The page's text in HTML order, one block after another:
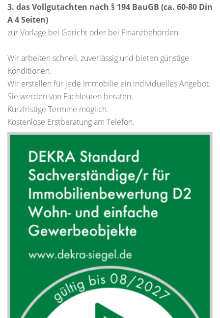
3. das Vollgutachten nach § 194 BauGB (ca. 60-80 Din
A 4 Seiten)
zur Vorlage bei Gericht oder bei Finanzbehörden.
Wir arbeiten schnell, zuverlässig und bieten günstige
Konditionen.
Wir erstellen für jede Immobilie ein individuelles Angebot.
Sie werden von Fachleuten beraten.
Kurzfristige Termine möglich.
Kostenlose Erstberatung am Telefon.